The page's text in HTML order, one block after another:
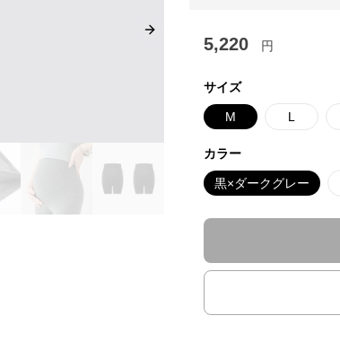
Next slide 5,220 円
サイズ
M L
カラー
黒×ダークグレー